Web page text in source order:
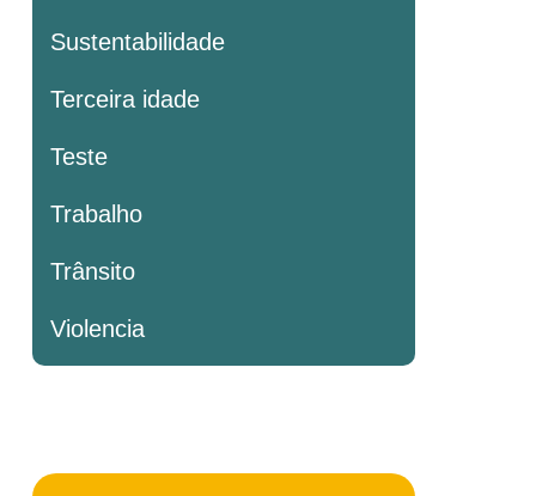
Sustentabilidade
Terceira idade
Teste
Trabalho
Trânsito
Violencia